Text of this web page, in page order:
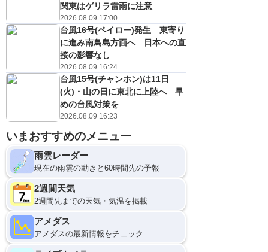
関東はゲリラ雷雨に注意
2026.08.09 17:00
台風16号(ペイロー)発生 東寄り
に進み南鳥島方面へ 日本への直
接の影響なし
2026.08.09 16:24
台風15号(チャンホン)は11日
(火)・山の日に東北に上陸へ 早
めの台風対策を
2026.08.09 16:23
いまおすすめのメニュー
雨雲レーダー
現在の雨雲の動きと60時間先の予報
2週間天気
2週間先までの天気・気温を掲載
アメダス
アメダスの最新情報をチェック